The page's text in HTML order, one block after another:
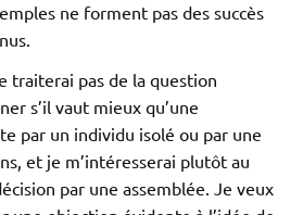
ne forment pas des succès
traiterai pas de la question
s’il vaut mieux qu’une
par un individu isolé ou par une
et je m’intéresserai plutôt au
par une assemblée. Je veux